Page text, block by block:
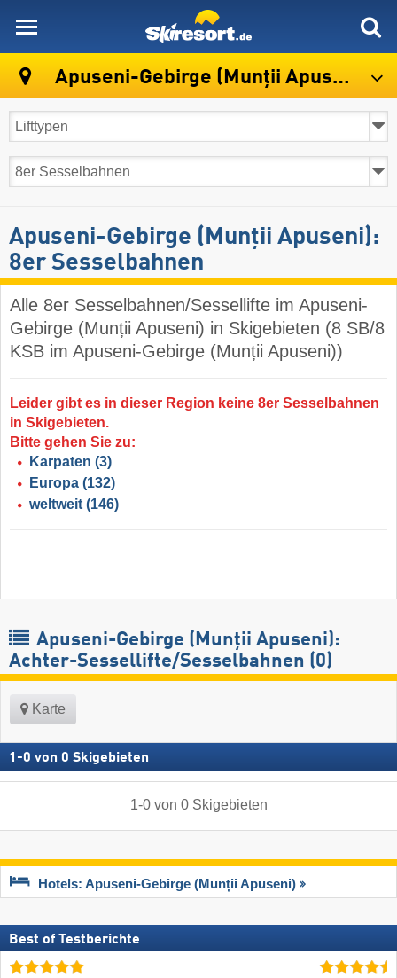
Apuseni-Gebirge (Munții Apuseni)
Apuseni-Gebirge (Munții Apuseni):
8er Sesselbahnen
Alle 8er Sesselbahnen/Sessellifte im Apuseni-
Gebirge (Munții Apuseni) in Skigebieten (8 SB/8
KSB im Apuseni-Gebirge (Munții Apuseni))
Leider gibt es in dieser Region keine 8er Sesselbahnen
in Skigebieten.
Bitte gehen Sie zu:
Karpaten (3)
Europa (132)
weltweit (146)
Apuseni-Gebirge (Munții Apuseni):
Achter-Sessellifte/Sesselbahnen (0)
Karte
1 -0 von 0 Skigebieten
1-0von 0 Skigebieten
Hotels: Apuseni-Gebirge (Munții Apuseni)
Best of Testberichte